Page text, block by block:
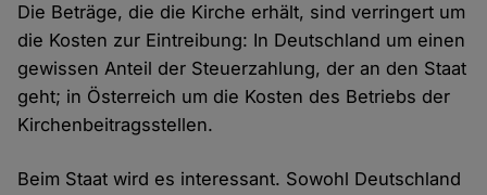
Die Beträge, die die Kirche erhält, sind verringert um
die Kosten zur Eintreibung: In Deutschland um einen
gewissen Anteil der Steuerzahlung, der an den Staat
geht; in Österreich um die Kosten des Betriebs der
Kirchenbeitragsstellen.
Beim Staat wird es interessant. Sowohl Deutschland